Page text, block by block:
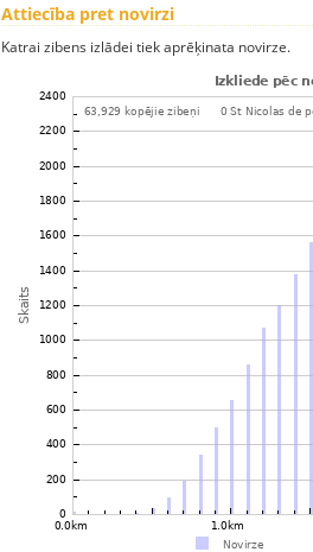
Attiecība pret novirzi
Katrai zibens izlādei tiek aprēķinata novirze.